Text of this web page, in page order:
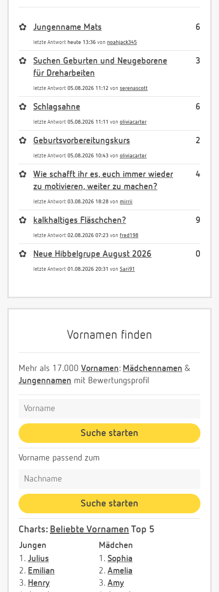
6
✿ Jungenname Mats
letzte Antwort heute 13:36 von noahjack345
3
✿
Suchen Geburten und Neugeborene
für Dreharbeiten
letzte Antwort 05.08.2026 11:12 von serenascott
6
✿ Schlagsahne
letzte Antwort 05.08.2026 11:11 von oliviacarter
2
✿ Geburtsvorbereitungskurs
letzte Antwort 05.08.2026 10:43 von oliviacarter
4
✿
Wie schafft ihr es, euch immer wieder
zu motivieren, weiter zu machen?
letzte Antwort 03.08.2026 18:28 von mirrii
9
✿ kalkhaltiges Fläschchen?
letzte Antwort 02.08.2026 07:23 von fred198
0
✿ Neue Hibbelgrupe August 2026
letzte Antwort 01.08.2026 20:31 von Sari91
Vornamen finden
Mehr als 17.000 Vornamen: Mädchennamen &
Jungennamen mit Bewertungsprofil
Vorname passend zum
Charts: Beliebte Vornamen Top 5
Jungen
Mädchen
1. Julius
2. Emilian
3. Henry
1. Sophia
2. Amelia
3. Amy